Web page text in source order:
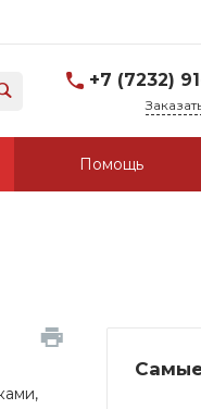
+7 (7232)
г. Усть-
Помощь